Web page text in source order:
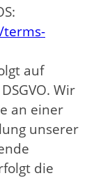
terms-
auf
Wir
an einer
unserer
die